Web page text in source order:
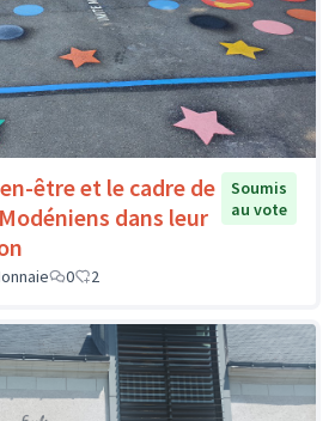
être et le cadre de
dans leur
Soumis
au vote
0 2